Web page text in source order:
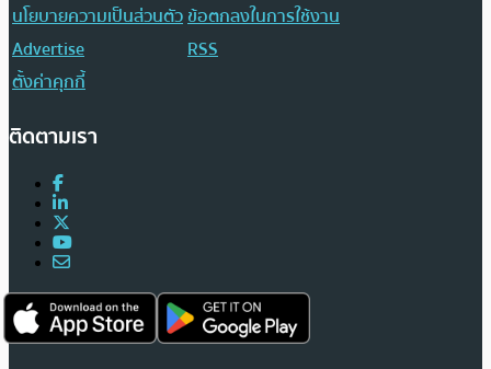
นโยบายความเป็นส่วนตัวข้อตกลงในการใช้งาน
Advertise
RSS
ตั้งค่าคุกกี้
ติดตามเรา